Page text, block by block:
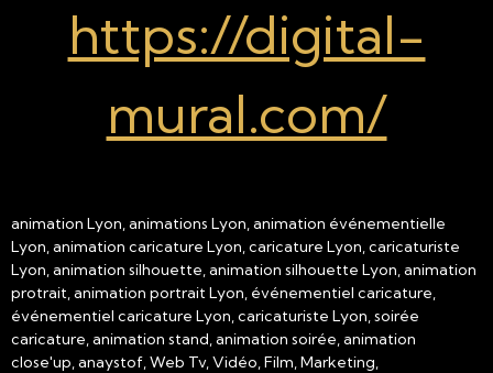
https://digital-
mural.com/
animation Lyon, animations Lyon, animation événementielle
Lyon, animation caricature Lyon, caricature Lyon, caricaturiste
Lyon, animation silhouette, animation silhouette Lyon, animation
protrait, animation portrait Lyon, événementiel caricature,
événementiel caricature Lyon, caricaturiste Lyon, soirée
caricature, animation stand, animation soirée, animation
close'up, anaystof, Web Tv, Vidéo, Film, Marketing,